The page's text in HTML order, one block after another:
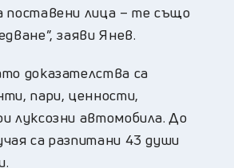
поставени лица – те също
заяви Янев.
доказателства са
пари, ценности,
луксозни автомобила. До
са разпитани 43 души